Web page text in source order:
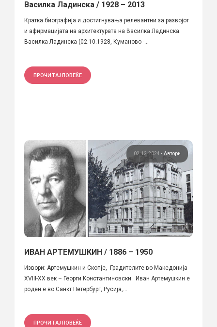
Василка Ладинска / 1928 – 2013
Кратка биографија и достигнувања релевантни за развојот
и афирмацијата на архитектурата на Василка Ладинска.
Василка Ладинска (02.10.1928, Куманово -...
ПРОЧИТАЈ ПОВЕЌЕ
02.12.2024 • Автори
ИВАН АРТЕМУШКИН / 1886 – 1950
Извори: Артемушкин и Скопје, Градителите во Македонија
XVIII-XX век – Георги Kонстантиновски Иван Артемушкин е
роден е во Санкт Петербург, Русија,...
ПРОЧИТАЈ ПОВЕЌЕ